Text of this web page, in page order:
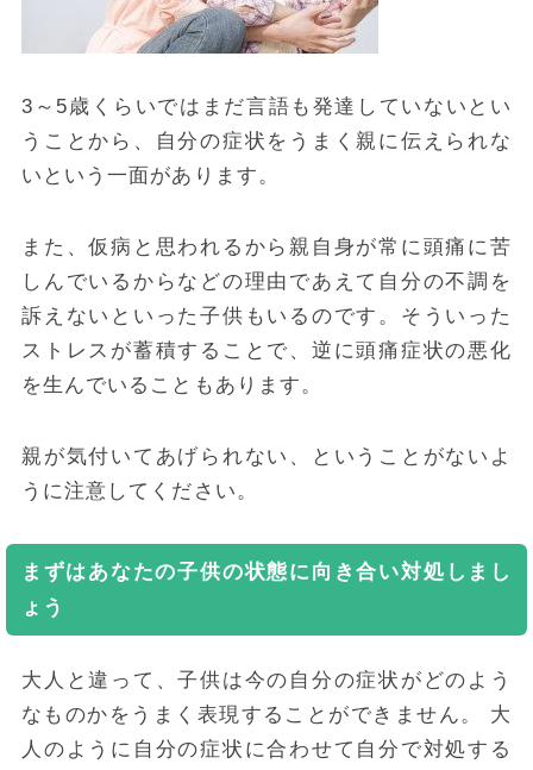
3～5歳くらいではまだ言語も発達していないとい
うことから、自分の症状をうまく親に伝えられな
いという一面があります。
また、仮病と思われるから親自身が常に頭痛に苦
しんでいるからなどの理由であえて自分の不調を
訴えないといった子供もいるのです。そういった
ストレスが蓄積することで、逆に頭痛症状の悪化
を生んでいることもあります。
親が気付いてあげられない、ということがないよ
うに注意してください。
まずはあなたの子供の状態に向き合い対処しまし
ょう
大人と違って、子供は今の自分の症状がどのよう
なものかをうまく表現することができません。
大
人のように自分の症状に合わせて自分で対処する